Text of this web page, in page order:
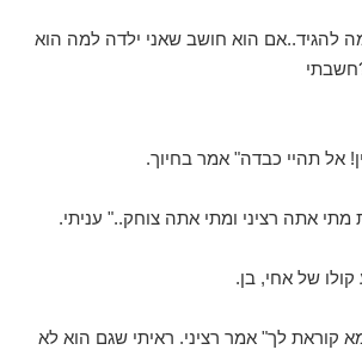
להגיד..אם הוא חושב שאני ילדה למה הוא
אל תהיי כבדה" אמר בחיוך.
מתי אתה רציני ומתי אתה צוחק.." עניתי.
של אחי, בן.
קוראת לך" אמר רציני. ראיתי שגם הוא לא